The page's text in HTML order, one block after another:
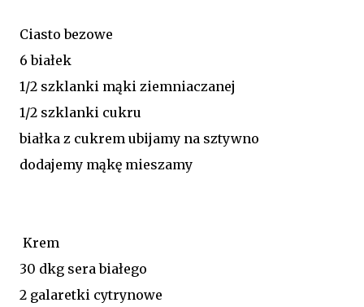
Ciasto bezowe
6 białek
1/2 szklanki mąki ziemniaczanej
1/2 szklanki cukru
białka z cukrem ubijamy na sztywno
dodajemy mąkę mieszamy
Krem
30 dkg sera białego
2 galaretki cytrynowe